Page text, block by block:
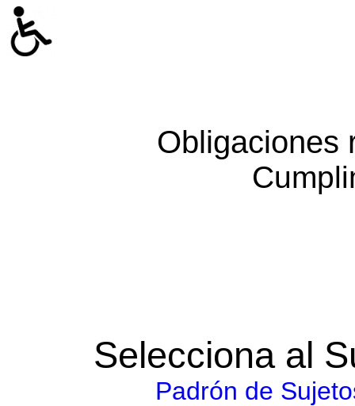
Obligaciones
Selecciona al
Padrón de